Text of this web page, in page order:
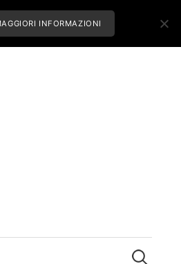
Ricerca
per:
INFORMAZIONI